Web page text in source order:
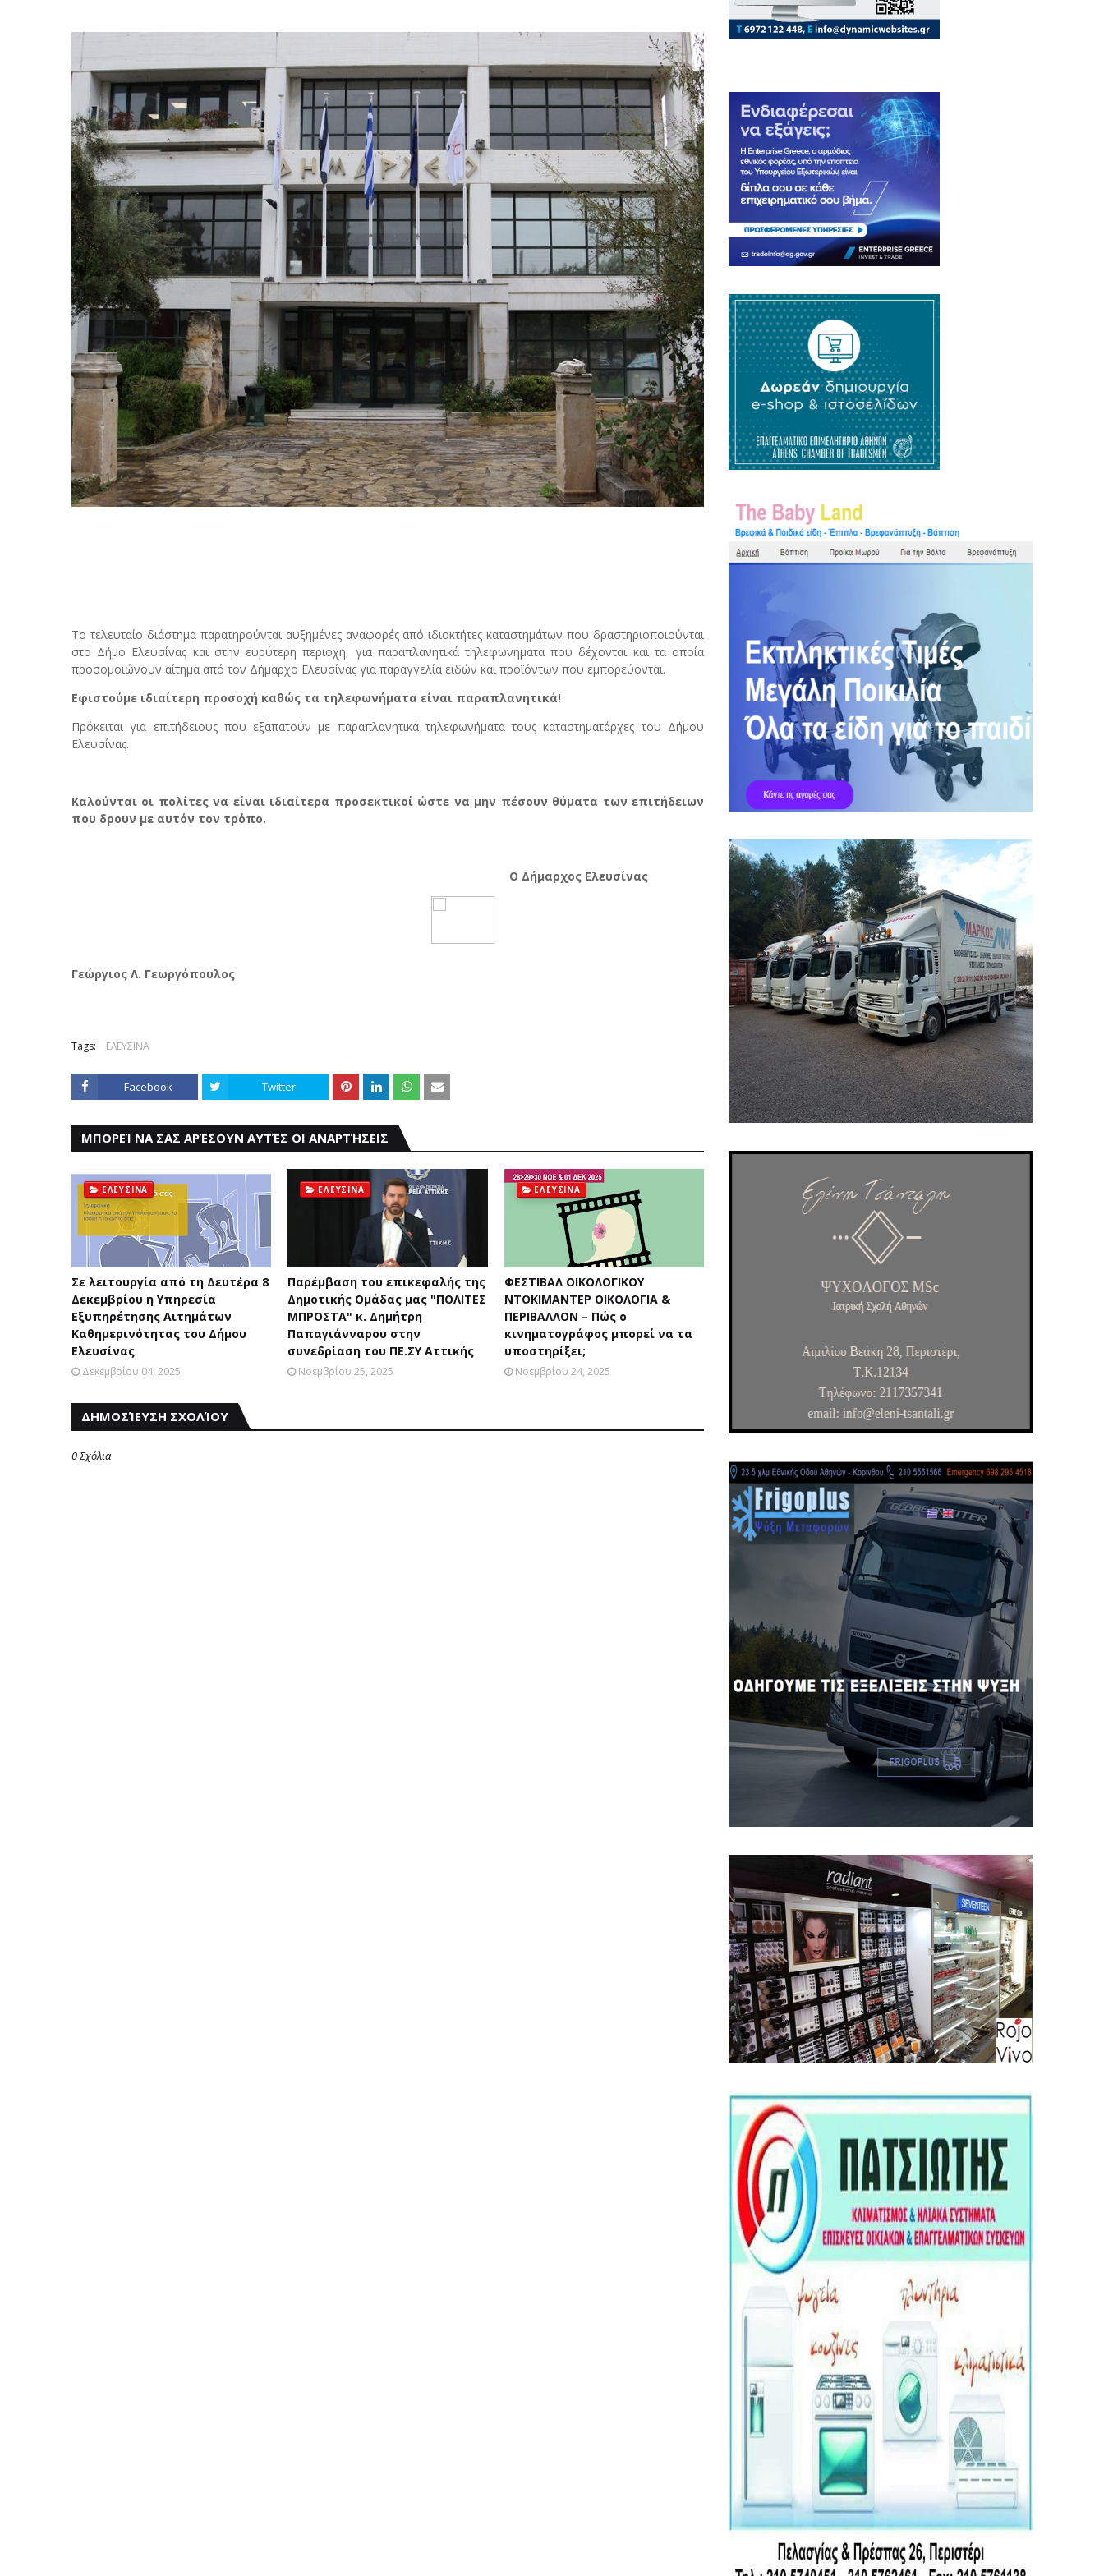
Το τελευταίο διάστημα παρατηρούνται αυξημένες αναφορές από ιδιοκτήτες καταστημάτων που δραστηριοποιούνται
στο Δήμο Ελευσίνας και στην ευρύτερη περιοχή, για παραπλανητικά τηλεφωνήματα που δέχονται και τα οποία
προσομοιώνουν αίτημα από τον Δήμαρχο Ελευσίνας για παραγγελία ειδών και προϊόντων που εμπορεύονται.
Εφιστούμε ιδιαίτερη προσοχή καθώς τα τηλεφωνήματα είναι παραπλανητικά!
Πρόκειται για επιτήδειους που εξαπατούν με παραπλανητικά τηλεφωνήματα τους καταστηματάρχες του Δήμου
Ελευσίνας.
Καλούνται οι πολίτες να είναι ιδιαίτερα προσεκτικοί ώστε να μην πέσουν θύματα των επιτήδειων
που δρουν με αυτόν τον τρόπο.
Ο Δήμαρχος Ελευσίνας
Γεώργιος Λ. Γεωργόπουλος
Tags: ΕΛΕΥΣΙΝΑ
Facebook Twitter
ΜΠΟΡΕΊ ΝΑ ΣΑΣ ΑΡΈΣΟΥΝ ΑΥΤΈΣ ΟΙ ΑΝΑΡΤΉΣΕΙΣ
ΕΛΕΥΣΙΝΑ
Σε λειτουργία από τη Δευτέρα 8
Δεκεμβρίου η Υπηρεσία
Εξυπηρέτησης Αιτημάτων
Καθημερινότητας του Δήμου
Ελευσίνας
Δεκεμβρίου 04, 2025
ΕΛΕΥΣΙΝΑ
Παρέμβαση του επικεφαλής της
Δημοτικής Ομάδας μας "ΠΟΛΙΤΕΣ
ΜΠΡΟΣΤΑ" κ. Δημήτρη
Παπαγιάνναρου στην
συνεδρίαση του ΠΕ.ΣΥ Αττικής
Νοεμβρίου 25, 2025
ΕΛΕΥΣΙΝΑ
ΦΕΣΤΙΒΑΛ ΟΙΚΟΛΟΓΙΚΟΥ
ΝΤΟΚΙΜΑΝΤΕΡ ΟΙΚΟΛΟΓΙΑ &
ΠΕΡΙΒΑΛΛΟΝ – Πώς ο
κινηματογράφος μπορεί να τα
υποστηρίξει;
Νοεμβρίου 24, 2025
ΔΗΜΟΣΊΕΥΣΗ ΣΧΟΛΊΟΥ
0 Σχόλια